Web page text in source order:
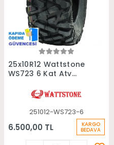
Sepete Ekle
25x10R12 Wattstone
WS723 6 Kat Atv
251012-WS723-6
6.500,00 TL KARGO
BEDAVA